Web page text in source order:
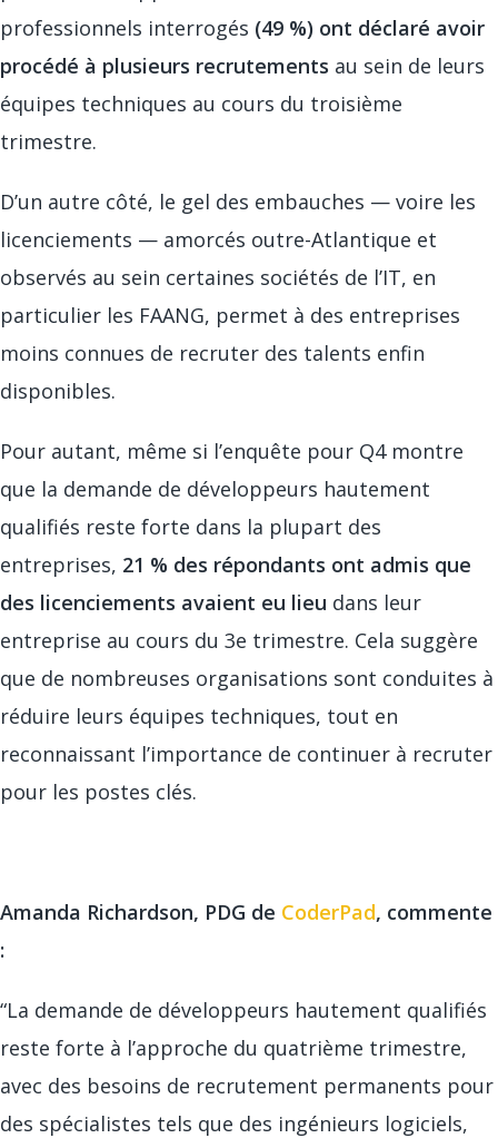
professionnels interrogés (49 %) ont déclaré avoir
procédé à plusieurs recrutements au sein de leurs
équipes techniques au cours du troisième
trimestre.
D’un autre côté, le gel des embauches — voire les
licenciements — amorcés outre-Atlantique et
observés au sein certaines sociétés de l’IT, en
particulier les FAANG, permet à des entreprises
moins connues de recruter des talents enfin
disponibles.
Pour autant, même si l’enquête pour Q4 montre
que la demande de développeurs hautement
qualifiés reste forte dans la plupart des
entreprises, 21 % des répondants ont admis que
des licenciements avaient eu lieu dans leur
entreprise au cours du 3e trimestre. Cela suggère
que de nombreuses organisations sont conduites à
réduire leurs équipes techniques, tout en
reconnaissant l’importance de continuer à recruter
pour les postes clés.
Amanda Richardson, PDG de CoderPad, commente
:
“La demande de développeurs hautement qualifiés
reste forte à l’approche du quatrième trimestre,
avec des besoins de recrutement permanents pour
des spécialistes tels que des ingénieurs logiciels,